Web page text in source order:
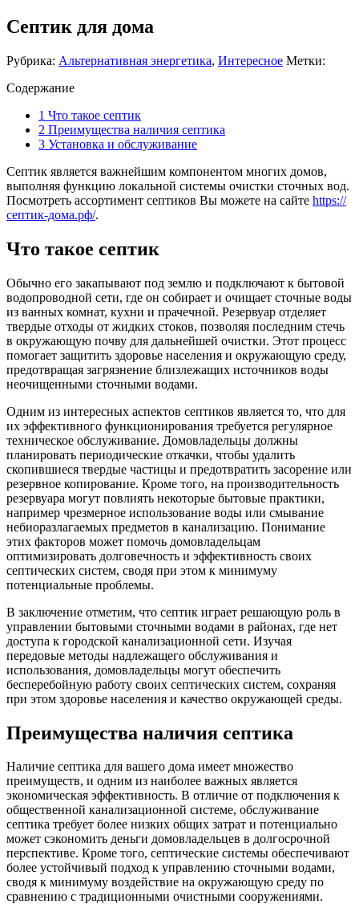
Септик для дома
Рубрика: Альтернативная энергетика, Интересное Метки:
Содержание
1 Что такое септик
2 Преимущества наличия септика
3 Установка и обслуживание
Септик является важнейшим компонентом многих домов,
выполняя функцию локальной системы очистки сточных вод.
Посмотреть ассортимент септиков Вы можете на сайте https://
септик-дома.рф/.
Что такое септик
Обычно его закапывают под землю и подключают к бытовой
водопроводной сети, где он собирает и очищает сточные воды
из ванных комнат, кухни и прачечной. Резервуар отделяет
твердые отходы от жидких стоков, позволяя последним стечь
в окружающую почву для дальнейшей очистки. Этот процесс
помогает защитить здоровье населения и окружающую среду,
предотвращая загрязнение близлежащих источников воды
неочищенными сточными водами.
Одним из интересных аспектов септиков является то, что для
их эффективного функционирования требуется регулярное
техническое обслуживание. Домовладельцы должны
планировать периодические откачки, чтобы удалить
скопившиеся твердые частицы и предотвратить засорение или
резервное копирование. Кроме того, на производительность
резервуара могут повлиять некоторые бытовые практики,
например чрезмерное использование воды или смывание
небиоразлагаемых предметов в канализацию. Понимание
этих факторов может помочь домовладельцам
оптимизировать долговечность и эффективность своих
септических систем, сводя при этом к минимуму
потенциальные проблемы.
В заключение отметим, что септик играет решающую роль в
управлении бытовыми сточными водами в районах, где нет
доступа к городской канализационной сети. Изучая
передовые методы надлежащего обслуживания и
использования, домовладельцы могут обеспечить
бесперебойную работу своих септических систем, сохраняя
при этом здоровье населения и качество окружающей среды.
Преимущества наличия септика
Наличие септика для вашего дома имеет множество
преимуществ, и одним из наиболее важных является
экономическая эффективность. В отличие от подключения к
общественной канализационной системе, обслуживание
септика требует более низких общих затрат и потенциально
может сэкономить деньги домовладельцев в долгосрочной
перспективе. Кроме того, септические системы обеспечивают
более устойчивый подход к управлению сточными водами,
сводя к минимуму воздействие на окружающую среду по
сравнению с традиционными очистными сооружениями.